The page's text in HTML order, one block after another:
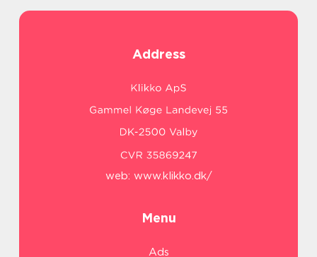
Address
web: www.klikko.dk/
Menu
Ads